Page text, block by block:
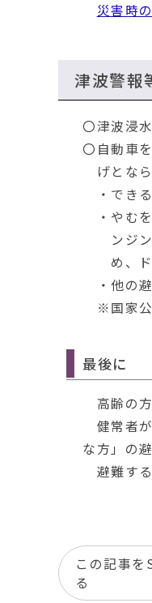
災害時
津波警報
〇津波浸
〇自動車
げとな
・でき
・やむ
ンジン
め、ド
・他の
※国家公
最後に
高齢の
健常者
な方」の
避難す
この記事を
る